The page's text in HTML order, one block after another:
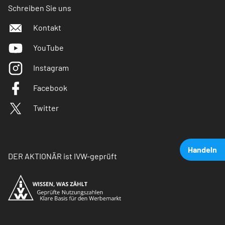
Handeln
Schreiben Sie uns
Kontakt
YouTube
Instagram
Facebook
Twitter
DER AKTIONÄR ist IVW-geprüft